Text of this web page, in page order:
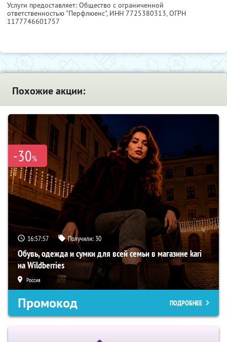
Услуги предоставляет: Общество с ограниченной
ответственностью "Перфлюенс", ИНН 7725380313, ОГРН
1177746601757
Похожие акции:
-30%
16:57:56 Получили: 30
Обувь, одежда и сумки для всей семьи в магазине kari
на Wildberries
Россия
Промокод ПОДРОБНЕЕ